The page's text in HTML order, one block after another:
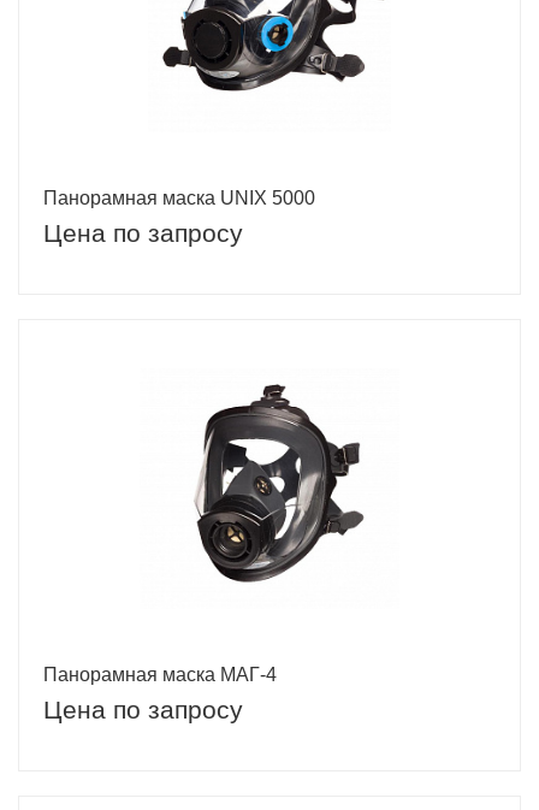
Панорамная маска UNIX 5000
Цена по запросу
Панорамная маска МАГ-4
Цена по запросу